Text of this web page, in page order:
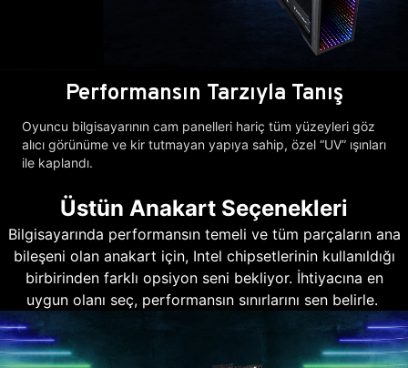
Performansın Tarzıyla Tanış
Oyuncu bilgisayarının cam panelleri hariç tüm yüzeyleri göz
alıcı görünüme ve kir tutmayan yapıya sahip, özel “UV” ışınları
ile kaplandı.
Üstün Anakart Seçenekleri
Bilgisayarında performansın temeli ve tüm parçaların ana
bileşeni olan anakart için, Intel chipsetlerinin kullanıldığı
birbirinden farklı opsiyon seni bekliyor. İhtiyacına en
uygun olanı seç, performansın sınırlarını sen belirle.